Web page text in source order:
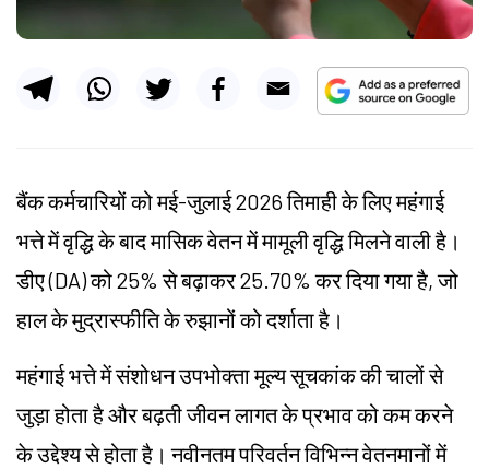
बैंक कर्मचारियों को मई-जुलाई 2026 तिमाही के लिए महंगाई
भत्ते में वृद्धि के बाद मासिक वेतन में मामूली वृद्धि मिलने वाली है।
डीए (DA) को 25% से बढ़ाकर 25.70% कर दिया गया है, जो
हाल के मुद्रास्फीति के रुझानों को दर्शाता है।
महंगाई भत्ते में संशोधन उपभोक्ता मूल्य सूचकांक की चालों से
जुड़ा होता है और बढ़ती जीवन लागत के प्रभाव को कम करने
के उद्देश्य से होता है। नवीनतम परिवर्तन विभिन्न वेतनमानों में